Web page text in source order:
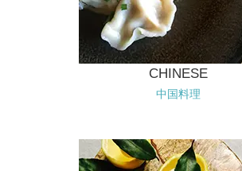
CHINESE
中国料理